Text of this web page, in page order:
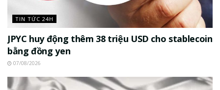
TIN TỨC 24H
JPYC huy động thêm 38 triệu USD cho stablecoin
bằng đồng yen
07/08/2026